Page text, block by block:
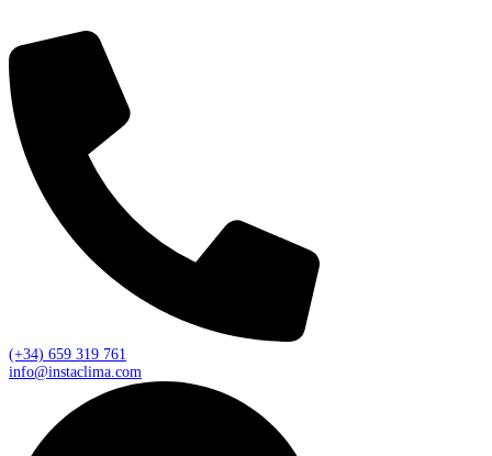
(+34) 659 319 761
info@instaclima.com